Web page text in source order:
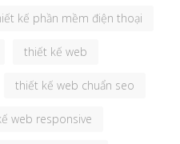
kế phần mềm điện thoại
thiết kế web
thiết kế web chuẩn seo
web responsive